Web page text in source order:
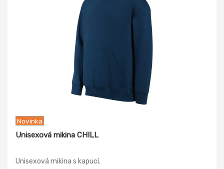
Novinka
Unisexová mikina CHILL
Unisexová mikina s kapucí.